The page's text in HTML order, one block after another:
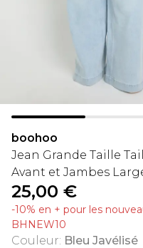
boohoo
Jean Grande Taille
Avant et Jambes
25,00 €
-10% en + pour les
BHNEW10
Couleur: Bleu Javélisé